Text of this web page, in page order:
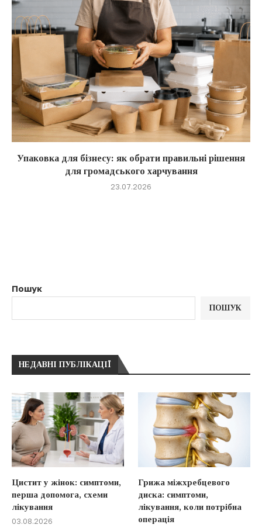
Упаковка для бізнесу: як обрати правильні рішення
для громадського харчування
23.07.2026
Пошук
ПОШУК
НЕДАВНІ ПУБЛІКАЦІЇ
Цистит у жінок: симптоми,
перша допомога, схеми
лікування
03.08.2026
Грижа міжхребцевого
диска: симптоми,
лікування, коли потрібна
операція